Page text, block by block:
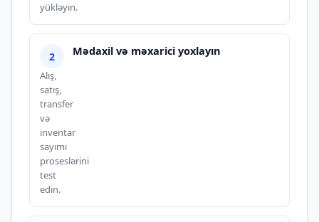
yükləyin.
Mədaxil və məxarici yoxlayın
Alış,
satış,
transfer
və
inventar
sayımı
proseslərini
test
edin.